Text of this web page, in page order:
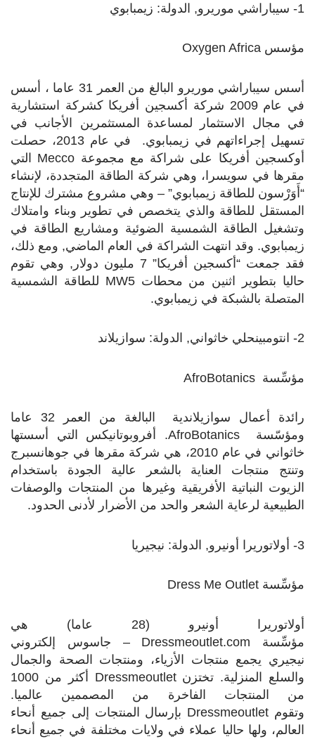
1- سيباراشي موريرو, الدولة: زيمبابوي
مؤسس Oxygen Africa
أسس سيباراشي موريرو البالغ من العمر 31 عاما ، أسس
في عام 2009 شركة أكسجين أفريكا كشركة استشارية
في مجال الاستثمار لمساعدة المستثمرين الأجانب في
تسهيل إجراءاتهم في زيمبابوي. في عام 2013، حصلت
أوكسجين أفريكا على شراكة مع مجموعة Mecco التي
مقرها في سويسرا، وهي شركة الطاقة المتجددة، لإنشاء
“أَوَرْسون للطاقة زيمبابوي” – وهي مشروع مشترك للإنتاج
المستقل للطاقة والذي يتخصص في تطوير وبناء وامتلاك
وتشغيل الطاقة الشمسية الضوئية ومشاريع الطاقة في
زيمبابوي. وقد انتهت الشراكة في العام الماضي, ومع ذلك،
فقد جمعت “أكسجين أفريكا” 7 مليون دولار, وهي تقوم
حاليا بتطوير اثنين من محطات 5 MW للطاقة الشمسية
المتصلة بالشبكة في زيمبابوي.
2- انتومبينحلي خاثواني, الدولة: سوازيلاند
مؤسِّسة AfroBotanics
رائدة أعمال سوازيلاندية البالغة من العمر 32 عاما
ومؤسّسةAfroBotanics. أفروبوتانيكس التي أسستها
خاثواني في عام 2010، هي شركة مقرها في جوهانسبرج
وتنتج منتجات العناية بالشعر عالية الجودة باستخدام
الزيوت النباتية الأفريقية وغيرها من المنتجات والوصفات
الطبيعية لرعاية الشعر والحد من الأضرار لأدنى الحدود.
3- أولاتوريرا أونيرو, الدولة: نيجيريا
مؤسِّسة Dress Me Outlet
أولاتوريرا أونيرو (28 عاما) هي
مؤسِّسة Dressmeoutlet.com – جاسوس إلكتروني
نيجيري يجمع منتجات الأزياء، ومنتجات الصحة والجمال
والسلع المنزلية. تختزنDressmeoutlet
أكثر من 1000
من المنتجات الفاخرة من المصممين عالميا.
وتقوم Dressmeoutlet بإرسال المنتجات إلى جميع أنحاء
العالم، ولها حاليا عملاء في ولايات مختلفة في جميع أنحاء